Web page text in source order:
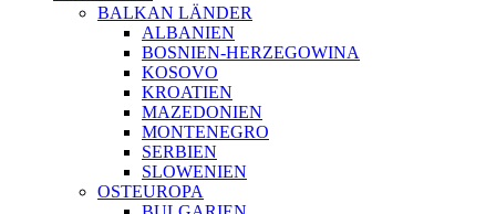
BALKAN LÄNDER
ALBANIEN
BOSNIEN-HERZEGOWINA
KOSOVO
KROATIEN
MAZEDONIEN
MONTENEGRO
SERBIEN
SLOWENIEN
OSTEUROPA